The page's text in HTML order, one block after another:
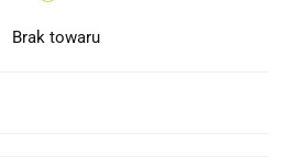
Brak towaru